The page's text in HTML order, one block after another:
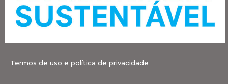
Termos de uso e política de privacidade